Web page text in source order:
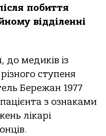
побиття
відділенні
до медиків із
ступеня
Бережан 1977
з ознаками
лікарі